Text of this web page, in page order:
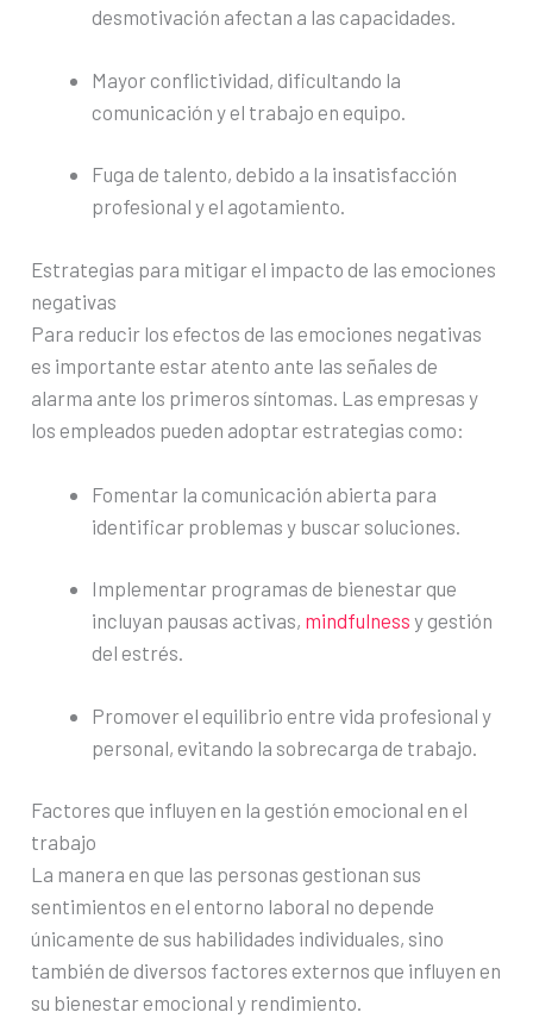
desmotivación afectan a las capacidades.
Mayor conflictividad, dificultando la
comunicación y el trabajo en equipo.
Fuga de talento, debido a la insatisfacción
profesional y el agotamiento.
Estrategias para mitigar el impacto de las emociones
negativas
Para reducir los efectos de las emociones negativas
es importante estar atento ante las señales de
alarma ante los primeros síntomas. Las empresas y
los empleados pueden adoptar estrategias como:
Fomentar la comunicación abierta para
identificar problemas y buscar soluciones.
Implementar programas de bienestar que
incluyan pausas activas, mindfulnessy gestión
del estrés.
Promover el equilibrio entre vida profesional y
personal, evitando la sobrecarga de trabajo.
Factores que influyen en la gestión emocional en el
trabajo
La manera en que las personas gestionan sus
sentimientos en el entorno laboral no depende
únicamente de sus habilidades individuales, sino
también de diversos factores externos que influyen en
su bienestar emocional y rendimiento.